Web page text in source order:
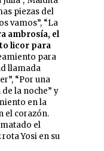
piezas del
vamos”, “La
ambrosía, el
licor para
para
llamada
“Por una
de la noche” y
en la
el corazón.
matado el
Yosi en su